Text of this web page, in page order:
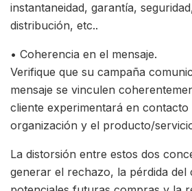
instantaneidad, garantía,
distribución, etc..
• Coherencia en el mensaje.
Verifique que su campaña
mensaje se vinculen
cliente experimentará en contacto
organización y el producto/
La distorsión entre estos dos
generar el rechazo, la pérdida del